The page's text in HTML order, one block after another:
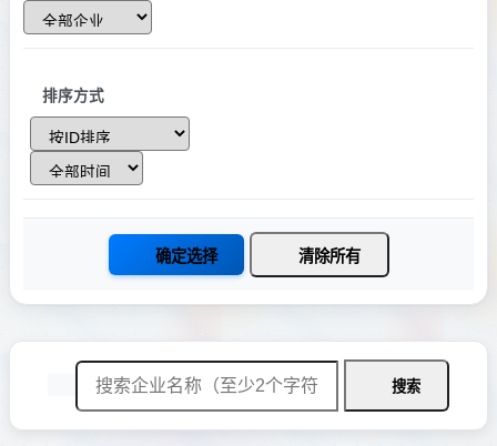
青海
香港
澳门
台湾
房地产业
务业
水利、环境和公共
设施管理业
居民服务、修理和
其他服务业
卫生和社会工作
文化、体育和娱乐
公共管理、社会保
国际组织
排序方式
确定选择 清除所有
搜索